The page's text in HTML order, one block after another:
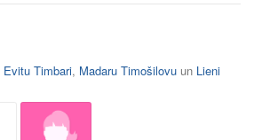
Evitu Timbari, Madaru Timošilovu un Lieni